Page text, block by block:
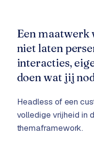
Een maatwerk
niet laten
interacties,
doen wat jij
Headless of een
volledige vrijheid in
themaframework.